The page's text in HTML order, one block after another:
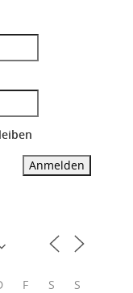
Anmelden
F S S